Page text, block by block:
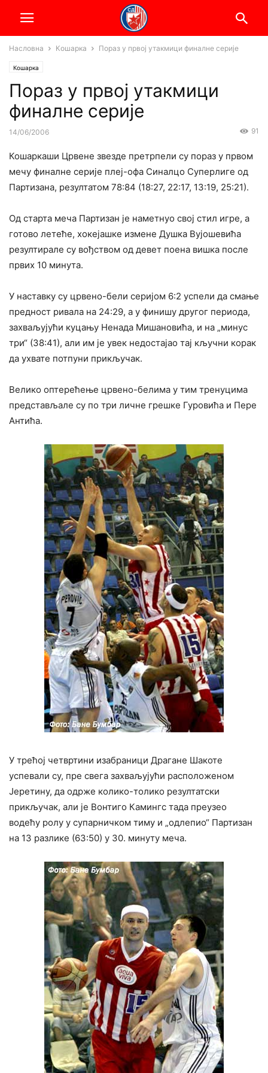
Насловна Кошарка Пораз у првој утакмици финалне серије
Кошарка
Пораз у првој утакмици
финалне серије
14/06/2006 91
Кошаркаши Црвене звезде претрпели су пораз у првом
мечу финалне серије плеј-офа Синалцо Суперлиге од
Партизана, резултатом 78:84 (18:27, 22:17, 13:19, 25:21).
Од старта меча Партизан је наметнуо свој стил игре, а
готово летеће, хокејашке измене Душка Вујошевића
резултирале су вођством од девет поена вишка после
првих 10 минута.
У наставку су црвено-бели серијом 6:2 успели да смање
предност ривала на 24:29, а у финишу другог периода,
захваљујући куцању Ненада Мишановића, и на „минус
три“ (38:41), али им је увек недостајао тај кључни корак
да ухвате потпуни прикључак.
Велико оптерећење црвено-белима у тим тренуцима
представљале су по три личне грешке Гуровића и Пере
Антића.
У трећој четвртини изабраници Драгане Шакоте
успевали су, пре свега захваљујући расположеном
Јеретину, да одрже колико-толико резултатски
прикључак, али је Вонтиго Камингс тада преузео
водећу ролу у супарничком тиму и „одлепио“ Партизан
на 13 разлике (63:50) у 30. минуту меча.